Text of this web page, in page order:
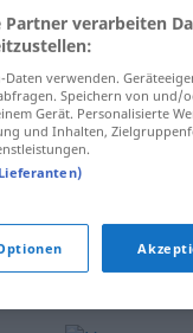
für
Partner verarbeiten
Daten verwenden.
Speichern von und/
Gerät. Personalisierte
und Inhalten,